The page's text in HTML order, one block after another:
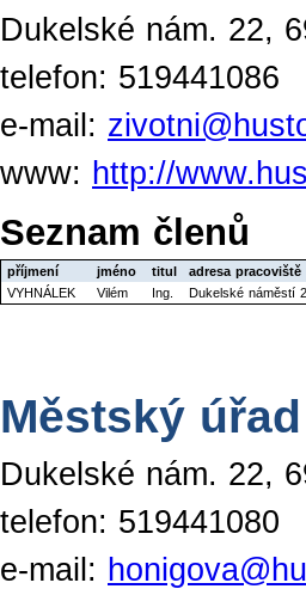
Dukelské nám. 22,
telefon: 519441086
e-mail:
www: http://
Seznam členů
příjmení jméno titul adresa pracoviště
VYHNÁLEK
Vilém Ing. Dukelské náměstí
Městský
Dukelské nám. 22,
telefon: 519441080
e-mail: